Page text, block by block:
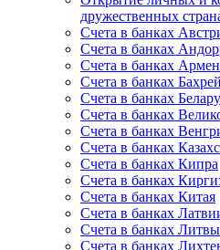
дружественных
Счета в банках
Счета в банках
Счета в банках
Счета в банках
Счета в банках
Счета в банках
Счета в банках
Счета в банках
Счета в банках Кипра
Счета в банках
Счета в банках Китая
Счета в банках
Счета в банках Литвы
Счета в банках